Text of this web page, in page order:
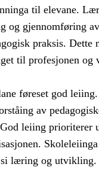
til elevane.
og gjennomføring
praksis. Dette
til profesjonen og
føreset god
av
leiing prioriterer
læring og utvikling.